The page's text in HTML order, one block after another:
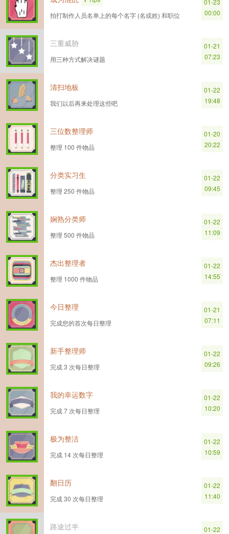
拍打制作人员名单上的每个名字 (名或姓) 和职位
01-23
00:00
三重威胁
用三种方式解决谜题
01-21
07:23
清扫地板
我们以后再来处理这些吧
01-22
19:48
三位数整理师
整理 100 件物品
01-20
20:22
分类实习生
整理 250 件物品
01-22
09:45
娴熟分类师
整理 500 件物品
01-22
11:09
杰出整理者
整理 1000 件物品
01-22
14:55
今日整理
完成您的首次每日整理
01-21
07:11
新手整理师
完成 3 次每日整理
01-22
09:26
我的幸运数字
完成 7 次每日整理
01-22
10:20
极为整洁
完成 14 次每日整理
01-22
10:59
翻日历
完成 30 次每日整理
01-22
11:40
路途过半
01-22